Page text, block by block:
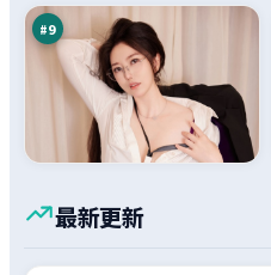
#9
最新更新